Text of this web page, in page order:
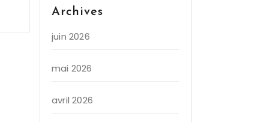
Archives
juin 2026
mai 2026
avril 2026